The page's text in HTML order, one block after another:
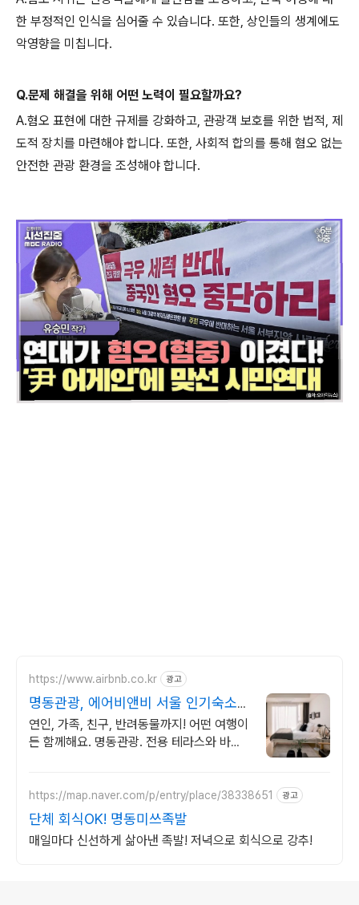
한 부정적인 인식을 심어줄 수 있습니다. 또한, 상인들의 생계에도
악영향을 미칩니다.
Q.문제 해결을 위해 어떤 노력이 필요할까요?
A.혐오 표현에 대한 규제를 강화하고, 관광객 보호를 위한 법적, 제
도적 장치를 마련해야 합니다. 또한, 사회적 합의를 통해 혐오 없는
안전한 관광 환경을 조성해야 합니다.
https://www.airbnb.co.kr 광고
명동관광, 에어비앤비 서울 인기숙소
둘러보기
연인, 가족, 친구, 반려동물까지! 어떤 여행이
든 함께해요. 명동관광. 전용 테라스와 바비
https://map.naver.com/p/entry/place/38338651 광고
단체 회식OK! 명동미쓰족발
매일마다 신선하게 삶아낸 족발! 저녁으로 회식으로 강추!